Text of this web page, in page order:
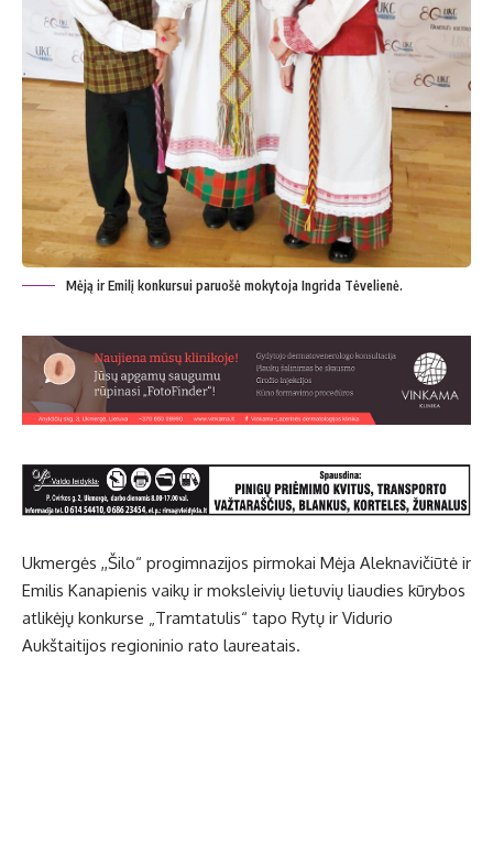
Mėją ir Emilį konkursui paruošė mokytoja Ingrida Tėvelienė.
Ukmergės ,,Šilo“ progimnazijos pirmokai Mėja Aleknavičiūtė ir
Emilis Kanapienis vaikų ir moksleivių lietuvių liaudies kūrybos
atlikėjų konkurse „Tramtatulis“ tapo Rytų ir Vidurio
Aukštaitijos regioninio rato laureatais.